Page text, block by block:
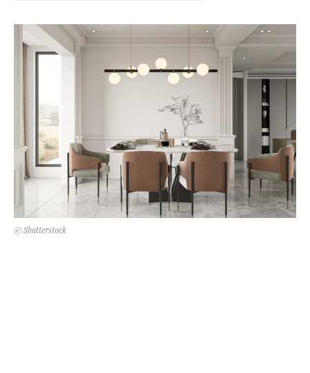
© Shutterstock